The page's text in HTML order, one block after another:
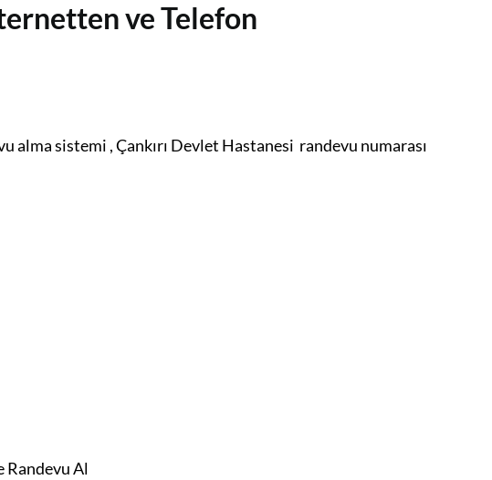
ve Telefon
alma sistemi , Çankırı Devlet Hastanesi randevu numarası
Randevu Al